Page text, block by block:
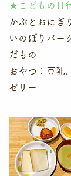
★こどもの日
かぶとおにぎ
いのぼりバー
だもの
おやつ：豆乳
ゼリー